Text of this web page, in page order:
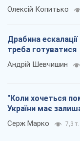
Олексій Копитько
Драбина
треба готуватися
Андрій Шевчишин
"Коли хочеться
України має
Серж Марко 7,3 т.